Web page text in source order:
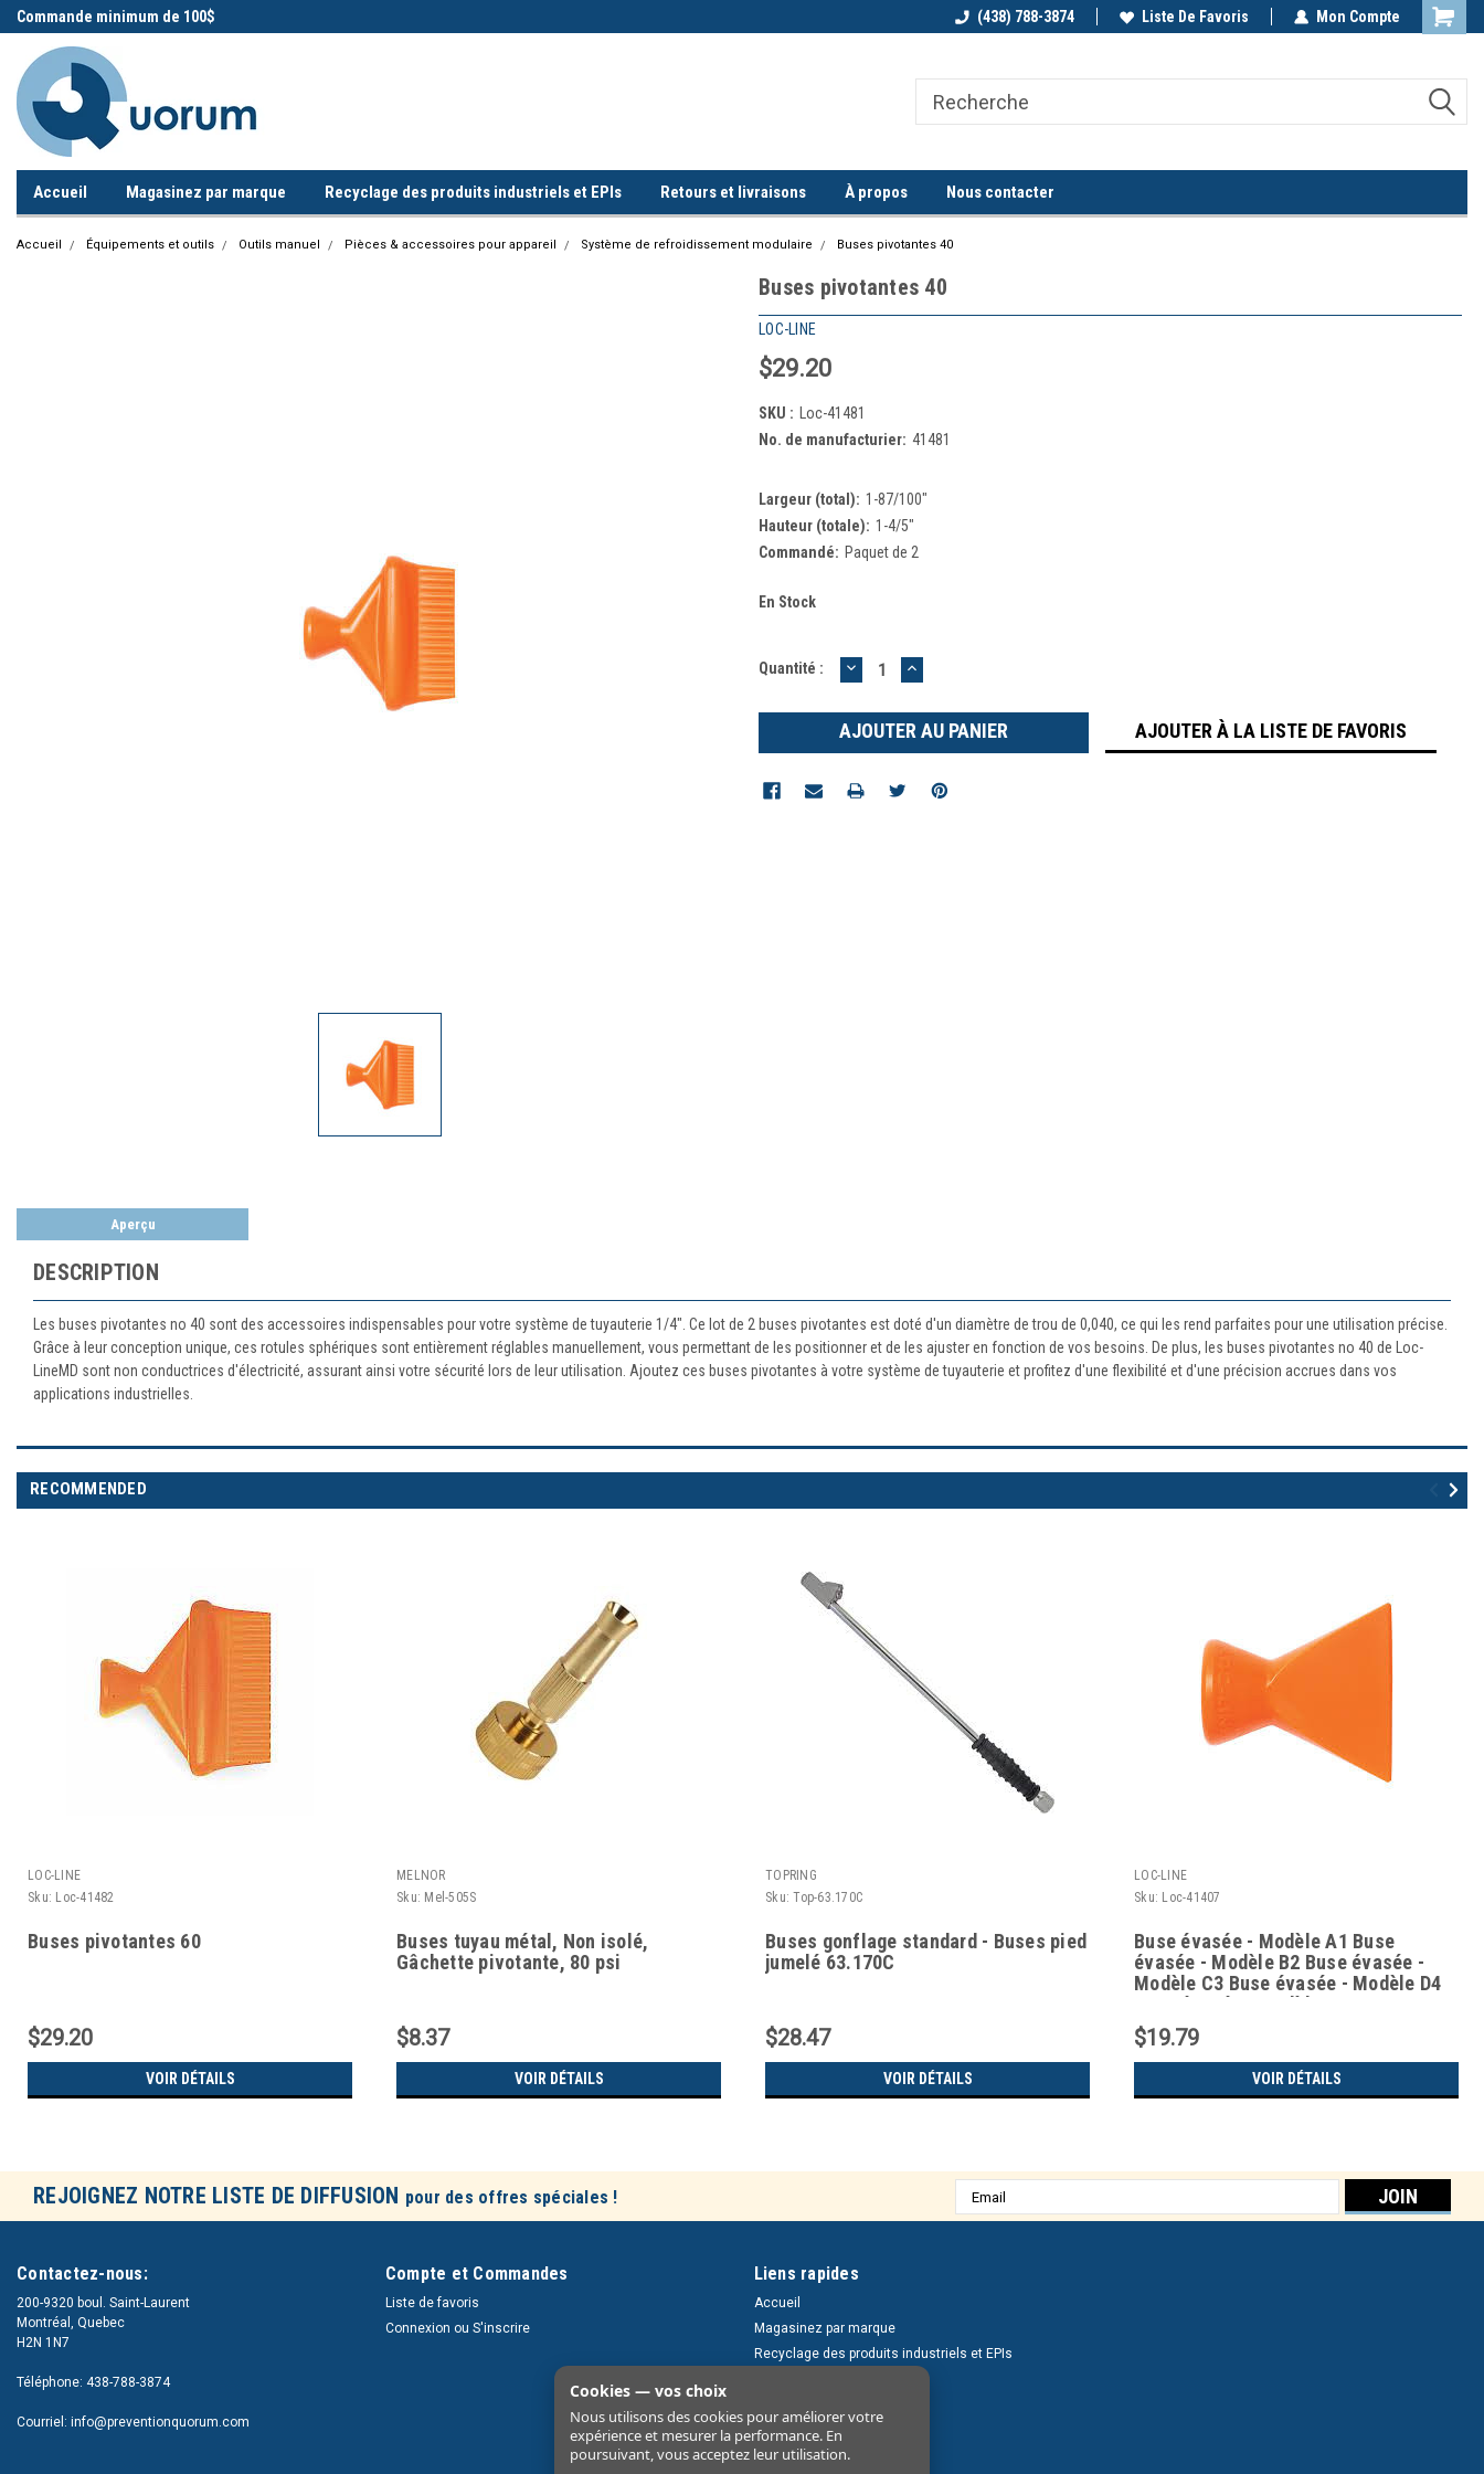
Commande minimum de 100$ Commande minimum de 100$ Appelez-nous!
(438) 788-3874 Liste De Favoris Mon Compte
Accueil Magasinez par marque Recyclage des produits industriels et EPIs Retours et livraisons À propos Nous contacter
Accueil Équipements et outils Outils manuel Pièces & accessoires pour appareil Système de refroidissement modulaire Buses pivotantes 40
Buses pivotantes 40
LOC-LINE
$29.20
SKU :
Loc-41481
No. de manufacturier: 41481
Largeur (total): 1-87/100"
Hauteur (totale): 1-4/5"
Commandé: Paquet de 2
En Stock
Quantité : DIMINUER
LA
:
AUGMENTER
LA
:
AJOUTER À LA LISTE DE FAVORIS
Aperçu
DESCRIPTION
Les buses pivotantes no 40 sont des accessoires indispensables pour votre système de tuyauterie 1/4". Ce lot de 2 buses pivotantes est doté d'un diamètre de trou de 0,040, ce qui les rend parfaites pour une utilisation précise.
Grâce à leur conception unique, ces rotules sphériques sont entièrement réglables manuellement, vous permettant de les positionner et de les ajuster en fonction de vos besoins. De plus, les buses pivotantes no 40 de Loc-
LineMD sont non conductrices d'électricité, assurant ainsi votre sécurité lors de leur utilisation. Ajoutez ces buses pivotantes à votre système de tuyauterie et profitez d'une flexibilité et d'une précision accrues dans vos
applications industrielles.
RECOMMENDED
LOC-LINE
Sku: Loc-41482
Buses pivotantes 60
$29.20
VOIR DÉTAILS
MELNOR
Sku: Mel-505S
Buses tuyau métal, Non isolé,
Gâchette pivotante, 80 psi
$8.37
VOIR DÉTAILS
TOPRING
Sku: Top-63.170C
Buses gonflage standard - Buses pied
jumelé 63.170C
$28.47
VOIR DÉTAILS
LOC-LINE
Sku: Loc-41407
Buse évasée - Modèle A1 Buse
évasée - Modèle B2 Buse évasée -
Modèle C3 Buse évasée - Modèle D4
Buse évasée - Modèle E5
$19.79
VOIR DÉTAILS
REJOIGNEZ NOTRE LISTE DE DIFFUSION pour des offres spéciales !
Adresse
e-
Contactez-nous:
200-9320 boul. Saint-Laurent
Montréal, Quebec
H2N 1N7
Téléphone: 438-788-3874
Courriel: info@preventionquorum.com
Compte et Commandes
Liste de favoris
Connexion ou S'inscrire
Liens rapides
Accueil
Magasinez par marque
Recyclage des produits industriels et EPIs
Nous contacter
Cookies — vos choix
Nous utilisons des cookies pour améliorer votre
expérience et mesurer la performance. En
poursuivant, vous acceptez leur utilisation.